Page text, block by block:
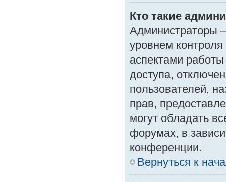
Кто такие
Администраторы
уровнем
аспектами
доступа,
пользователей,
прав,
могут обладать
форумах, в
конференции.
Вернуться к